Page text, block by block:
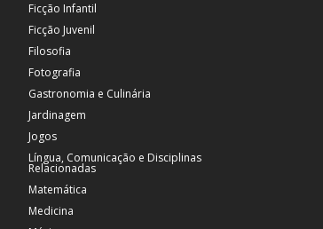
Ficção Infantil
Ficção Juvenil
Filosofia
Fotografia
Gastronomia e Culinária
Jardinagem
Jogos
Língua, Comunicação e Disciplinas
Relacionadas
Matemática
Medicina